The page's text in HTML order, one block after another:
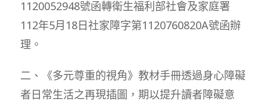
1120052948號函轉衛生福利部社會及家庭署
112年5月18日社家障字第1120760820A號函辦
理。
二、《多元尊重的視角》教材手冊透過身心障礙
者日常生活之再現插圖，期以提升讀者障礙意